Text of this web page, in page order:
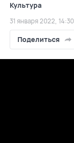
Культура
31 января 2022, 14:30
Поделиться